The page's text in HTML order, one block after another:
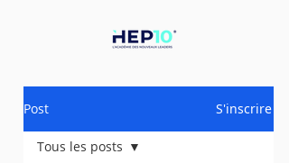
Post S'inscrire
Tous les posts